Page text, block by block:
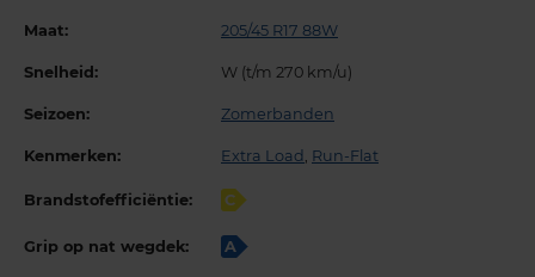
Maat: 205/45 R17 88W
Snelheid: W (t/m 270 km/u)
Seizoen: Zomerbanden
Kenmerken: Extra Load , Run-Flat
Brandstofefficiëntie: C
Grip op nat wegdek: A